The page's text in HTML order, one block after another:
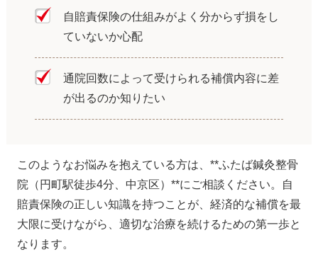
自賠責保険の仕組みがよく分からず損をし
ていないか心配
通院回数によって受けられる補償内容に差
が出るのか知りたい
このようなお悩みを抱えている方は、**ふたば鍼灸整骨
院（円町駅徒歩4分、中京区）**にご相談ください。自
賠責保険の正しい知識を持つことが、経済的な補償を最
大限に受けながら、適切な治療を続けるための第一歩と
なります。